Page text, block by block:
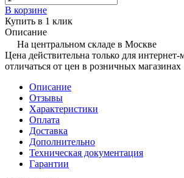
В корзине
Купить в 1 клик
Описание
На центральном складе в Москве
Цена действительна только для
отличаться от цен в розничных магазинах
Описание
Отзывы
Характеристики
Оплата
Доставка
Дополнительно
Техническая документация
Гарантии